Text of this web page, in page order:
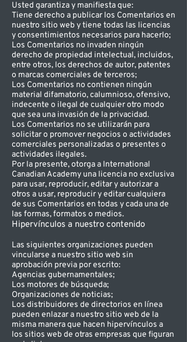
Usted garantiza y manifiesta que:
Tiene derecho a publicar los Comentarios en
nuestro sitio web y tiene todas las licencias
y consentimientos necesarios para hacerlo;
Los Comentarios no invaden ningún
derecho de propiedad intelectual, incluidos,
entre otros, los derechos de autor, patentes
o marcas comerciales de terceros;
Los Comentarios no contienen ningún
material difamatorio, calumnioso, ofensivo,
indecente o ilegal de cualquier otro modo
que sea una invasión de la privacidad.
Los Comentarios no se utilizarán para
solicitar o promover negocios o actividades
comerciales personalizadas o presentes o
actividades ilegales.
Por la presente, otorga a International
Canadian Academy una licencia no exclusiva
para usar, reproducir, editar y autorizar a
otros a usar, reproducir y editar cualquiera
de sus Comentarios en todas y cada una de
las formas, formatos o medios.
Hipervínculos a nuestro contenido
Las siguientes organizaciones pueden
vincularse a nuestro sitio web sin
aprobación previa por escrito:
Agencias gubernamentales;
Los motores de búsqueda;
Organizaciones de noticias;
Los distribuidores de directorios en línea
pueden enlazar a nuestro sitio web de la
misma manera que hacen hipervínculos a
los sitios web de otras empresas que figuran